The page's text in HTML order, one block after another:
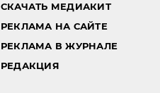
СКАЧАТЬ МЕДИАКИТ
РЕКЛАМА НА САЙТЕ
РЕКЛАМА В ЖУРНАЛЕ
РЕДАКЦИЯ